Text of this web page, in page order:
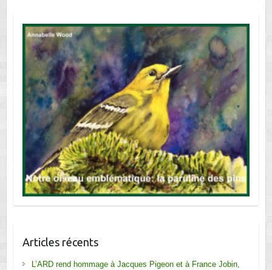
Articles récents
L’ARD rend hommage à Jacques Pigeon et à France Jobin,